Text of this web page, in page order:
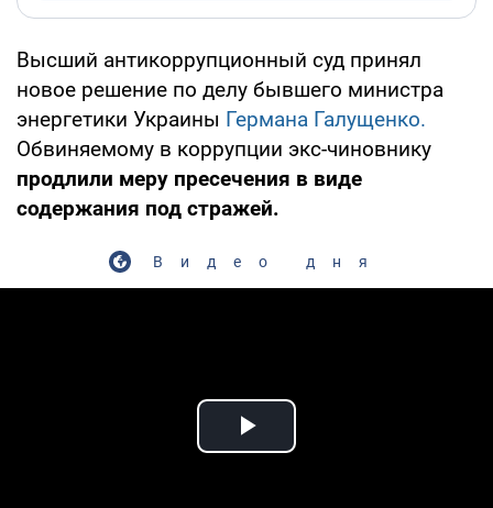
Высший антикоррупционный суд принял
новое решение по делу бывшего министра
энергетики Украины Германа Галущенко.
Обвиняемому в коррупции экс-чиновнику
продлили меру пресечения в виде
содержания под стражей.
Видео дня
Play Video